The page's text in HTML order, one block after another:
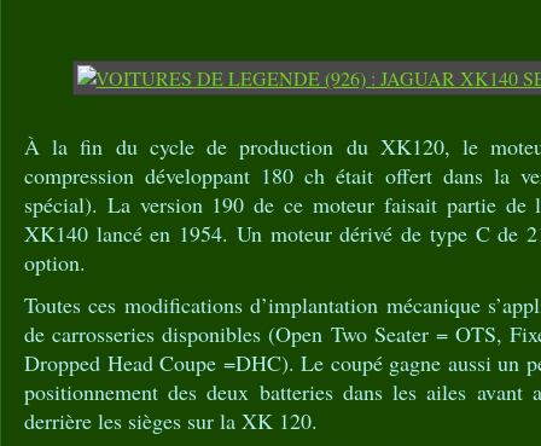
À la fin du cycle de production du XK120, le
compression développant 180 ch était offert dans la
spécial). La version 190 de ce moteur faisait partie de
XK140 lancé en 1954. Un moteur dérivé de type C de
option.
Toutes ces modifications d’implantation mécanique
de carrosseries disponibles (Open Two Seater = OTS,
Dropped Head Coupe =DHC). Le coupé gagne aussi un
positionnement des deux batteries dans les ailes
derrière les sièges sur la XK 120.